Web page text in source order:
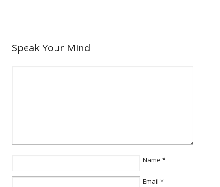
Speak Your Mind
Name *
Email *